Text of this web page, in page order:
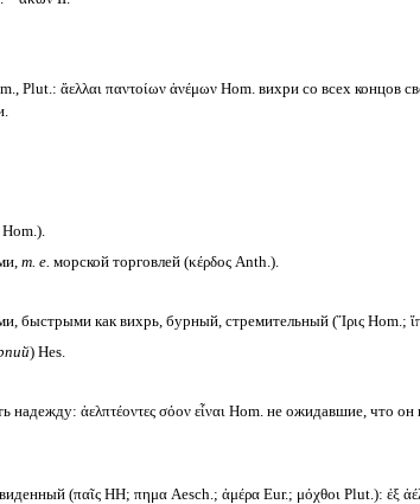
Plut.: ἄελλαι παντοίων ἀνέμων Hom. вихри со всех концов
т. е. морской торговлей (κέρδος Anth.).
быстрыми как вихрь, бурный, стремительный (Ἴρις Hom.;
) Hes.
надежду: ἀελπτέοντες σόον εἶναι Hom. не ожидавшие, что
(παῖς HH; πημα Aesch.; ἁμέρα Eur.; μόχθοι Plut.): ἐξ